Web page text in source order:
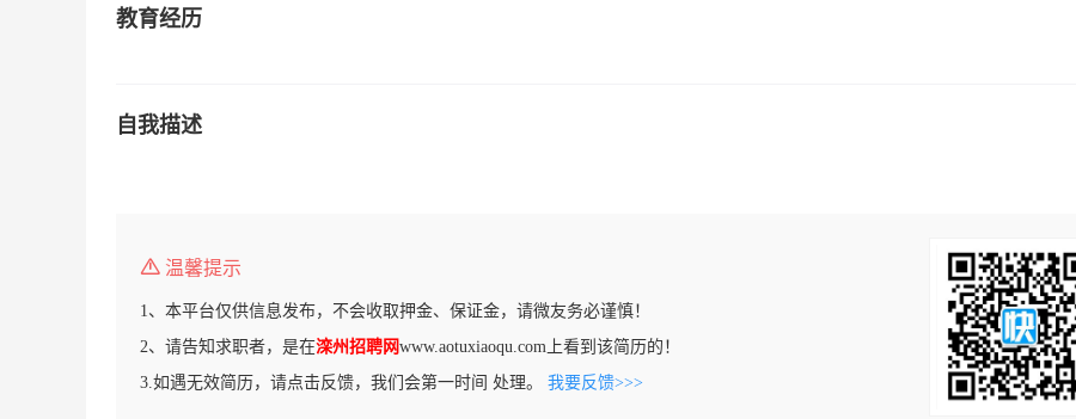
教育经历
自我描述
温馨提示
1、本平台仅供信息发布，不会收取押金、保证金，请微友务必谨慎！
2、请告知求职者，是在滦州招聘网www.aotuxiaoqu.com上看到该简历的！
3.如遇无效简历，请点击反馈，我们会第一时间 处理。 我要反馈>>>